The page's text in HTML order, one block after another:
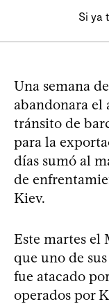
Si ya
Una semana
abandonara
tránsito de
para la
días sumó al
de
Kiev.
Este martes el
que uno de
fue atacado
operados por